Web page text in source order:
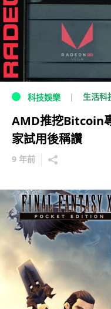
科技娛樂 生活科
AMD推挖Bitcoin
家試用後稱讚
9 年前